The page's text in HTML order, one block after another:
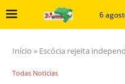
6
Início » Escócia rejeita
Todas Noticias